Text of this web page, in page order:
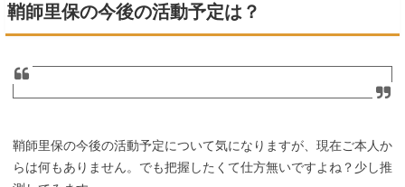
鞘師里保の今後の活動予定は？
鞘師里保の今後の活動予定について気になりますが、現在ご本人か
らは何もありません。でも把握したくて仕方無いですよね？少し推